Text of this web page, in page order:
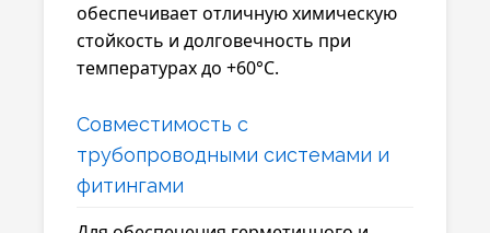
обеспечивает отличную химическую
стойкость и долговечность при
температурах до +60°C.
Совместимость с
трубопроводными системами и
фитингами